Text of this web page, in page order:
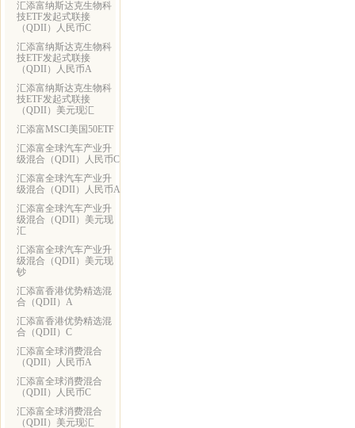
汇添富纳斯达克生物科
技ETF发起式联接
（QDII）人民币C
汇添富纳斯达克生物科
技ETF发起式联接
（QDII）人民币A
汇添富纳斯达克生物科
技ETF发起式联接
（QDII）美元现汇
汇添富MSCI美国50ETF
汇添富全球汽车产业升
级混合（QDII）人民币C
汇添富全球汽车产业升
级混合（QDII）人民币A
汇添富全球汽车产业升
级混合（QDII）美元现
汇
汇添富全球汽车产业升
级混合（QDII）美元现
钞
汇添富香港优势精选混
合（QDII）A
汇添富香港优势精选混
合（QDII）C
汇添富全球消费混合
（QDII）人民币A
汇添富全球消费混合
（QDII）人民币C
汇添富全球消费混合
（QDII）美元现汇